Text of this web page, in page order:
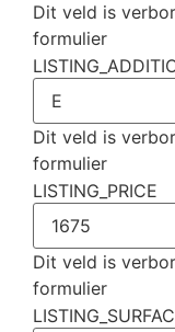
Dit veld is
formulier
Dit veld is
formulier
LISTING_PRICE
Dit veld is
formulier